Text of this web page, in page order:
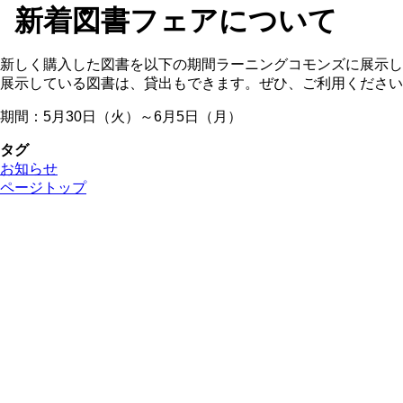
新着図書フェアについて
新しく購入した図書を以下の期間ラーニングコモンズに展示し
展示している図書は、貸出もできます。ぜひ、ご利用ください
期間：5月30日（火）～6月5日（月）
タグ
お知らせ
ページトップ